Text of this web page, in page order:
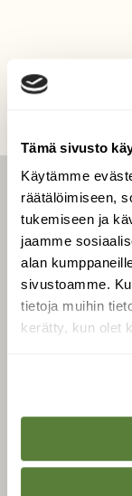
Tämä sivusto
Käytämme
räätälöimiseen,
tukemiseen ja
jaamme
alan
sivustoamme.
tietoja muihin
kerätty, kun olet